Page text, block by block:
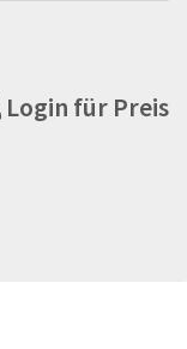
Login für Preis